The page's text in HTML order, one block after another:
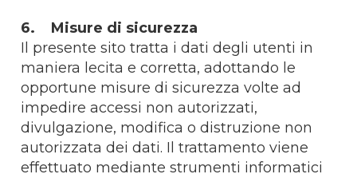
6. Misure di sicurezza
Il presente sito tratta i dati degli utenti in
maniera lecita e corretta, adottando le
opportune misure di sicurezza volte ad
impedire accessi non autorizzati,
divulgazione, modifica o distruzione non
autorizzata dei dati. Il trattamento viene
effettuato mediante strumenti informatici